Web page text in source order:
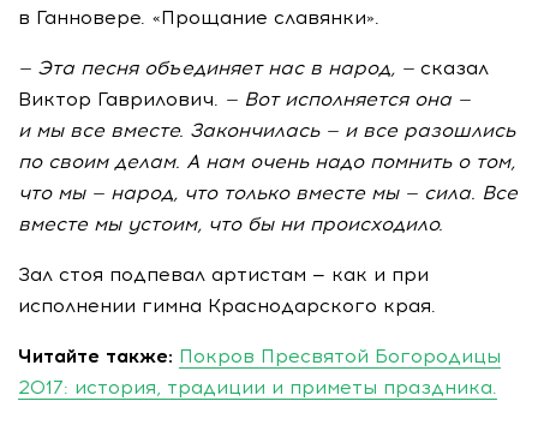
в Ганновере. «Прощание славянки».
— Эта песня объединяет нас в народ, — сказал
Виктор Гаврилович. — Вот исполняется она —
и мы все вместе. Закончилась — и все разошлись
по своим делам. А нам очень надо помнить о том,
что мы — народ, что только вместе мы — сила. Все
вместе мы устоим, что бы ни происходило.
Зал стоя подпевал артистам — как и при
исполнении гимна Краснодарского края.
Читайте также: Покров Пресвятой Богородицы
2017: история, традиции и приметы праздника.